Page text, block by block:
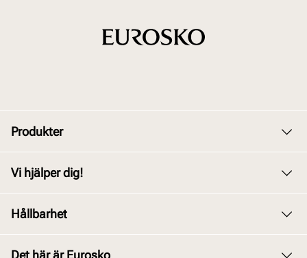
Produkter
Barn
Vi hjälper dig!
Hållbarhet
Det här är Eurosko